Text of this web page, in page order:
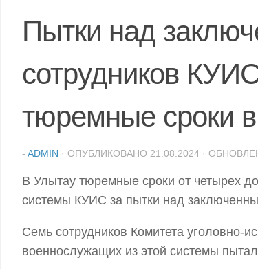
Пытки над
сотрудников
тюремные сроки
- ADMIN · ОПУБЛИКОВАНО 21.08.2024 ·
В Улытау тюремные сроки от четырех
системы КУИС за пытки над
Семь сотрудников Комитета уголовно-
военнослужащих из этой системы